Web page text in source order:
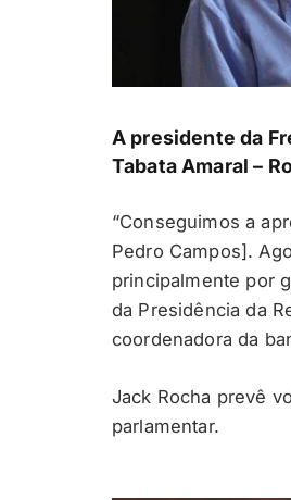
A presidente da
Tabata Amaral –
“Conseguimos a
Pedro Campos].
principalmente por
da Presidência da
coordenadora da
Jack Rocha prevê
parlamentar.